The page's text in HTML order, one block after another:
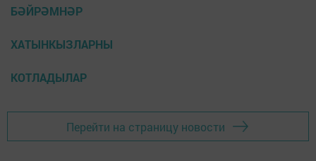
БӘЙРӘМНӘР
ХАТЫНКЫЗЛАРНЫ
КОТЛАДЫЛАР
Перейти на страницу новости